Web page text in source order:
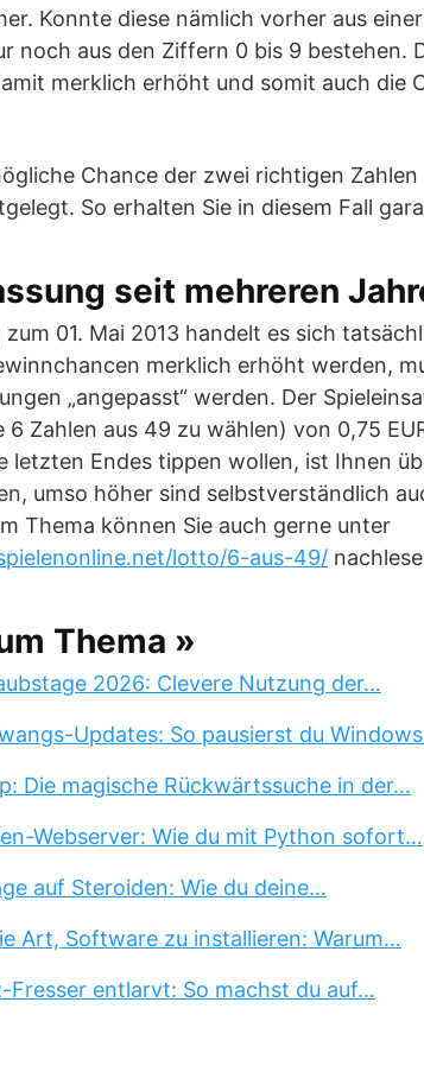
Konnte diese nämlich vorher aus
noch aus den Ziffern 0 bis 9 bestehen.
merklich erhöht und somit auch die
Chance der zwei richtigen
So erhalten Sie in diesem Fall
seit mehreren
01. Mai 2013 handelt es sich
merklich erhöht werden,
„angepasst“ werden. Der
6 Zahlen aus 49 zu wählen) von 0,75
letzten Endes tippen wollen, ist Ihnen
umso höher sind selbstverständlich
Thema können Sie auch gerne unter
lotto/6-aus-49/
Thema »
2026: Clevere Nutzung der…
Updates: So pausierst du
Die magische Rückwärtssuche in der…
Webserver: Wie du mit Python sofort…
auf Steroiden: Wie du deine…
Art, Software zu installieren: Warum…
Fresser entlarvt: So machst du auf…